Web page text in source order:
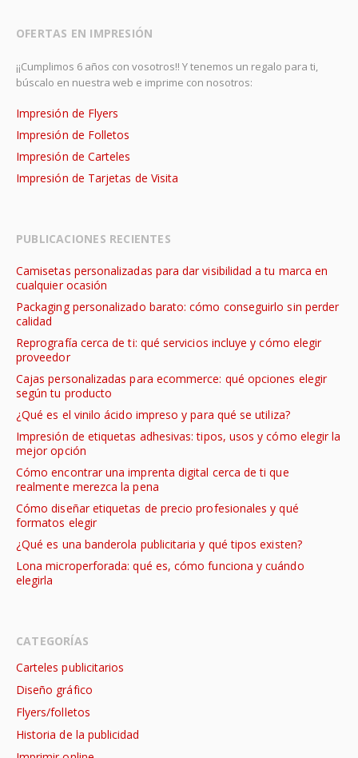
OFERTAS EN IMPRESIÓN
¡¡Cumplimos 6 años con vosotros!! Y tenemos un regalo para ti,
búscalo en nuestra web e imprime con nosotros:
Impresión de Flyers
Impresión de Folletos
Impresión de Carteles
Impresión de Tarjetas de Visita
PUBLICACIONES RECIENTES
Camisetas personalizadas para dar visibilidad a tu marca en
cualquier ocasión
Packaging personalizado barato: cómo conseguirlo sin perder
calidad
Reprografía cerca de ti: qué servicios incluye y cómo elegir
proveedor
Cajas personalizadas para ecommerce: qué opciones elegir
según tu producto
¿Qué es el vinilo ácido impreso y para qué se utiliza?
Impresión de etiquetas adhesivas: tipos, usos y cómo elegir la
mejor opción
Cómo encontrar una imprenta digital cerca de ti que
realmente merezca la pena
Cómo diseñar etiquetas de precio profesionales y qué
formatos elegir
¿Qué es una banderola publicitaria y qué tipos existen?
Lona microperforada: qué es, cómo funciona y cuándo
elegirla
CATEGORÍAS
Carteles publicitarios
Diseño gráfico
Flyers/folletos
Historia de la publicidad